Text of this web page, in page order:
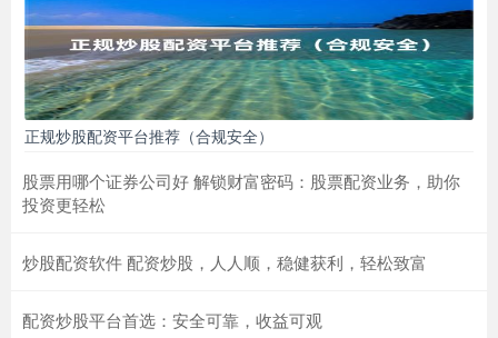
正规炒股配资平台推荐（合规安全）
股票用哪个证券公司好 解锁财富密码：股票配资业务，助你
投资更轻松
炒股配资软件 配资炒股，人人顺，稳健获利，轻松致富
配资炒股平台首选：安全可靠，收益可观